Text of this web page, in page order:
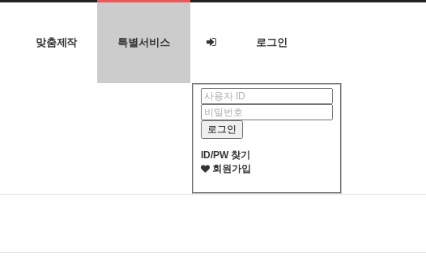
맞춤제작 특별서비스 로그인
ID/PW 찾기
회원가입